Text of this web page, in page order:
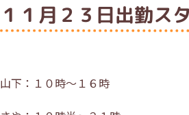
１１月２３日出勤ス
山下：１０時～１６時